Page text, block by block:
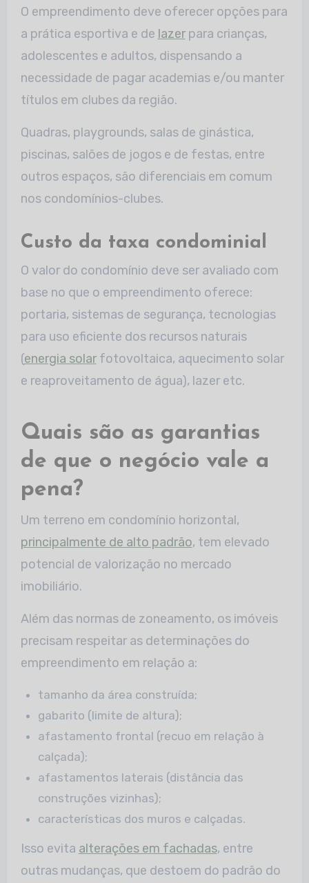
O empreendimento deve oferecer opções para
a prática esportiva e de lazerpara crianças,
adolescentes e adultos, dispensando a
necessidade de pagar academias e/ou manter
títulos em clubes da região.
Quadras, playgrounds, salas de ginástica,
piscinas, salões de jogos e de festas, entre
outros espaços, são diferenciais em comum
nos condomínios-clubes.
Custo da taxa condominial
O valor do condomínio deve ser avaliado com
base no que o empreendimento oferece:
portaria, sistemas de segurança, tecnologias
para uso eficiente dos recursos naturais
(energia solarfotovoltaica, aquecimento solar
e reaproveitamento de água), lazer etc.
Quais são as garantias
de que o negócio vale a
pena?
Um terreno em condomínio horizontal,
principalmente de alto padrão, tem elevado
potencial de valorização no mercado
imobiliário.
Além das normas de zoneamento, os imóveis
precisam respeitar as determinações do
empreendimento em relação a:
tamanho da área construída;
gabarito (limite de altura);
afastamento frontal (recuo em relação à
calçada);
afastamentos laterais (distância das
construções vizinhas);
características dos muros e calçadas.
Isso evita alterações em fachadas, entre
outras mudanças, que destoem do padrão do